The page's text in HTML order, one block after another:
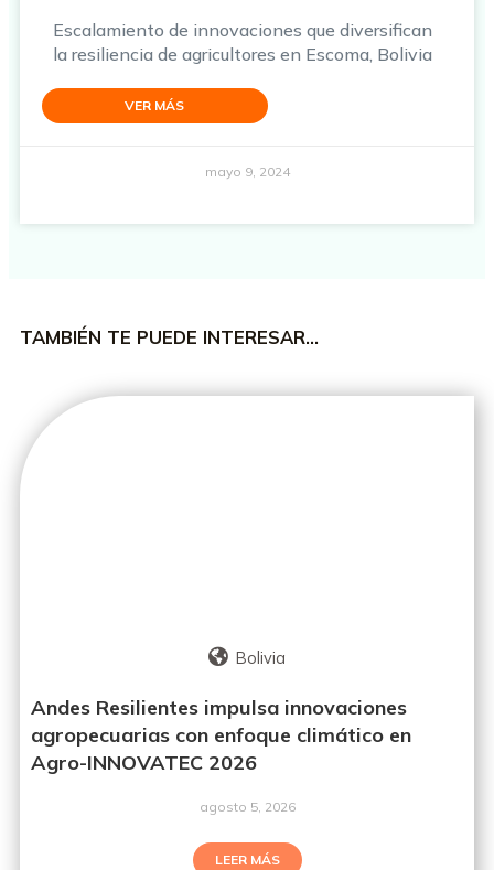
Escalamiento de innovaciones que diversifican
la resiliencia de agricultores en Escoma, Bolivia
VER MÁS
mayo 9, 2024
TAMBIÉN TE PUEDE INTERESAR…
Bolivia
Andes Resilientes impulsa innovaciones
agropecuarias con enfoque climático en
Agro-INNOVATEC 2026
agosto 5, 2026
LEER MÁS